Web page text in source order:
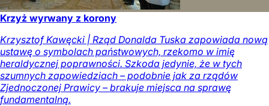
Krzyż wyrwany z korony
Krzysztof Kawęcki | Rząd Donalda Tuska zapowiada nową
ustawę o symbolach państwowych, rzekomo w imię
heraldycznej poprawności. Szkoda jedynie, że w tych
szumnych zapowiedziach – podobnie jak za rządów
Zjednoczonej Prawicy – brakuje miejsca na sprawę
fundamentalną.